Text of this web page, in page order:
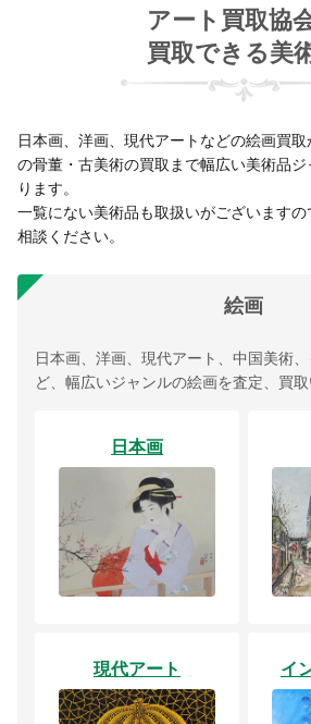
アート買取協
買取できる美
日本画、洋画、現代アートなどの絵画買
の骨董・古美術の買取まで幅広い美術品
ります。
一覧にない美術品も取扱いがございます
相談ください。
絵画
日本画、洋画、現代アート、中国美術
ど、幅広いジャンルの絵画を査定、買取
日本画
現代アート イ